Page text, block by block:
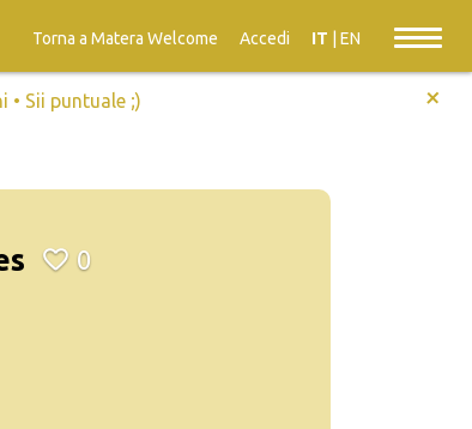
Torna a Matera Welcome Accedi IT EN
• Sii puntuale ;) +
0